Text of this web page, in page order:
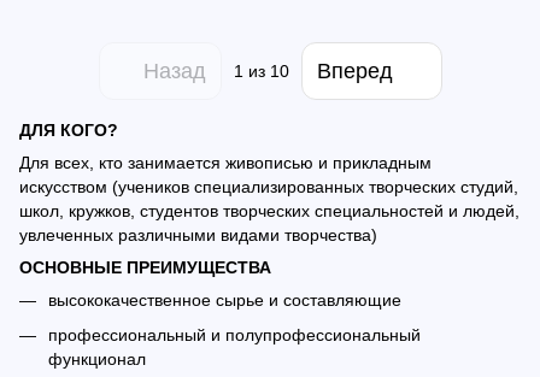
Назад 1из 10 Вперед
ДЛЯ КОГО?
Для всех, кто занимается живописью и прикладным
искусством (учеников специализированных творческих студий,
школ, кружков, студентов творческих специальностей и людей,
увлеченных различными видами творчества)
ОСНОВНЫЕ ПРЕИМУЩЕСТВА
высококачественное сырье и составляющие
профессиональный и полупрофессиональный
функционал